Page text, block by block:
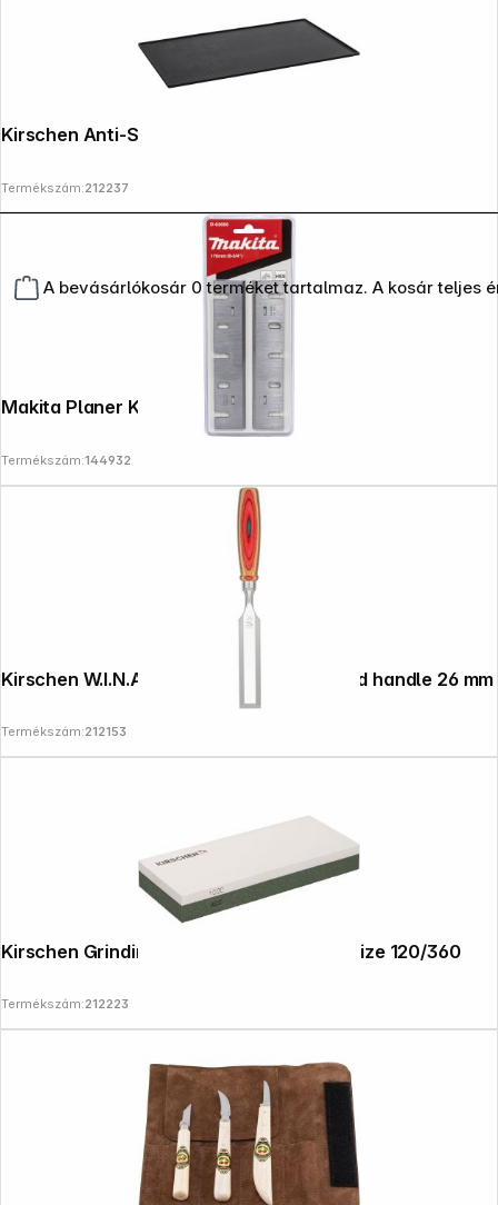
A bevásárlókosár 0 terméket tartalmaz. A kosár teljes
Kirschen Anti-Slip Mat
Termékszám:212237
Makita Planer Knife HSS 170mm
Termékszám:144932
Kirschen W.I.N.A.C. chisel with skateboard handle 26 mm
Termékszám:212153
Kirschen Grinding and dressing set, grit size 120/360
Termékszám:212223